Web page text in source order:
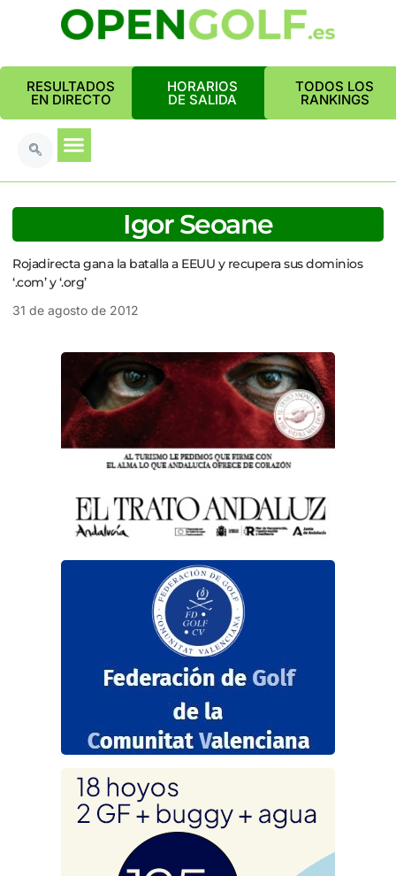
RESULTADOS
EN DIRECTO
HORARIOS
DE SALIDA
TODOS LOS
RANKINGS
Igor Seoane
Rojadirecta gana la batalla a EEUU y recupera sus dominios
‘.com’ y ‘.org’
31 de agosto de 2012